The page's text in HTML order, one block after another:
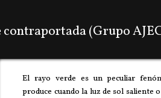
contraportada (Grupo
El rayo verde es un peculiar
produce cuando la luz de sol saliente